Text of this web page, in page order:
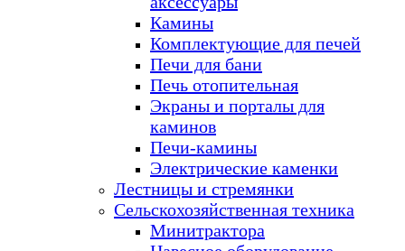
Камины
Комплектующие для печей
Печи для бани
Печь отопительная
Экраны и порталы для
каминов
Печи-камины
Электрические каменки
Лестницы и стремянки
Сельскохозяйственная техника
Минитрактора